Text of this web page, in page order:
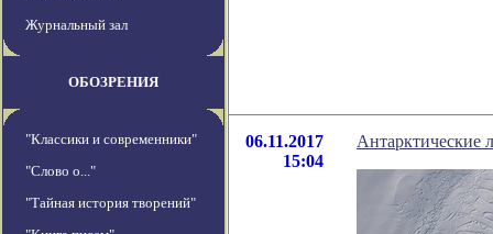
Журнальный зал
ОБОЗРЕНИЯ
"Классики и современники"
"Слово о..."
"Тайная история творений"
06.11.2017
15:04
Антарктические